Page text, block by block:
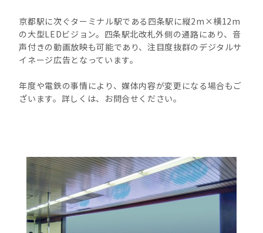
京都駅に次ぐターミナル駅である四条駅に縦2m×横12m
の大型LEDビジョン。四条駅北改札外側の通路にあり、音
声付きの動画放映も可能であり、注目度抜群のデジタルサ
イネージ広告となっています。
年度や電鉄の事情により、媒体内容が変更になる場合もご
ざいます。詳しくは、お問合せください。